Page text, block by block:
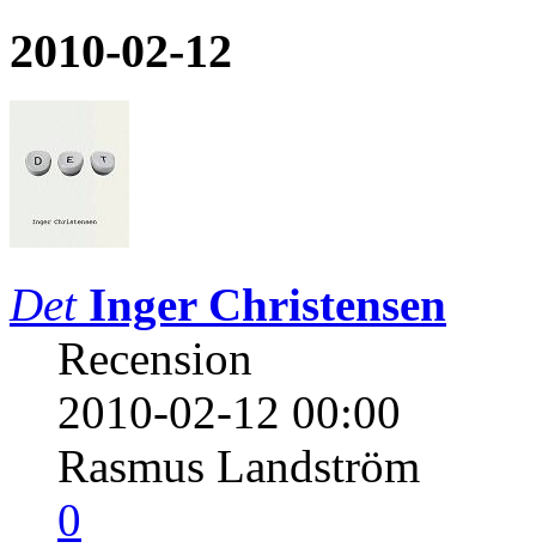
2010-02-12
Det Inger Christensen
Recension
2010-02-12 00:00
Rasmus Landström
0